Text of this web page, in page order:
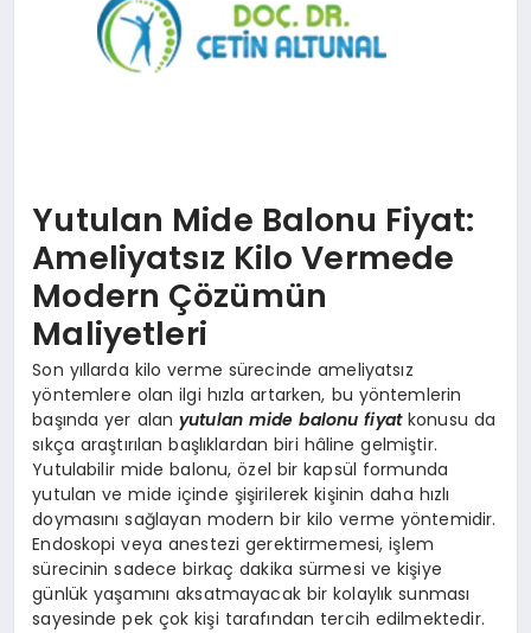
Yutulan Mide Balonu Fiyat:
Ameliyatsız Kilo Vermede
Modern Çözümün
Maliyetleri
Son yıllarda kilo verme sürecinde ameliyatsız
yöntemlere olan ilgi hızla artarken, bu yöntemlerin
başında yer alanyutulan mide balonu fiyatkonusu da
sıkça araştırılan başlıklardan biri hâline gelmiştir.
Yutulabilir mide balonu, özel bir kapsül formunda
yutulan ve mide içinde şişirilerek kişinin daha hızlı
doymasını sağlayan modern bir kilo verme yöntemidir.
Endoskopi veya anestezi gerektirmemesi, işlem
sürecinin sadece birkaç dakika sürmesi ve kişiye
günlük yaşamını aksatmayacak bir kolaylık sunması
sayesinde pek çok kişi tarafından tercih edilmektedir.